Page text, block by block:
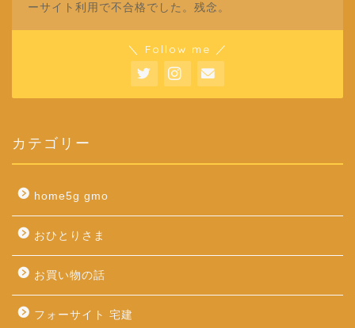
ーサイト利用で不合格でした。残念。
＼ Follow me ／
カテゴリー
home5g gmo
おひとりさま
お買い物の話
フォーサイト 宅建